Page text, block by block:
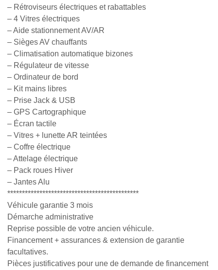
– Rétroviseurs électriques et rabattables
– 4 Vitres électriques
– Aide stationnement AV/AR
– Sièges AV chauffants
– Climatisation automatique bizones
– Régulateur de vitesse
– Ordinateur de bord
– Kit mains libres
– Prise Jack & USB
– GPS Cartographique
– Écran tactile
– Vitres + lunette AR teintées
– Coffre électrique
– Attelage électrique
– Pack roues Hiver
– Jantes Alu
*********************************************
Véhicule garantie 3 mois
Démarche administrative
Reprise possible de votre ancien véhicule.
Financement + assurances & extension de garantie
facultatives.
Pièces justificatives pour une de demande de financement